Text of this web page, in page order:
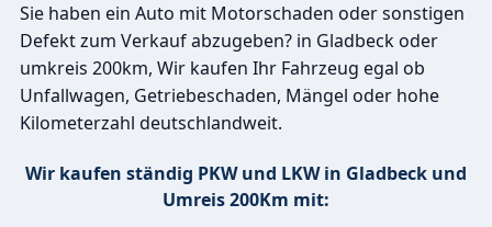
Sie haben ein Auto mit Motorschaden oder sonstigen
Defekt zum Verkauf abzugeben? in Gladbeck oder
umkreis 200km, Wir kaufen Ihr Fahrzeug egal ob
Unfallwagen, Getriebeschaden, Mängel oder hohe
Kilometerzahl deutschlandweit.
Wir kaufen ständig PKW und LKW in Gladbeck und
Umreis 200Km mit: